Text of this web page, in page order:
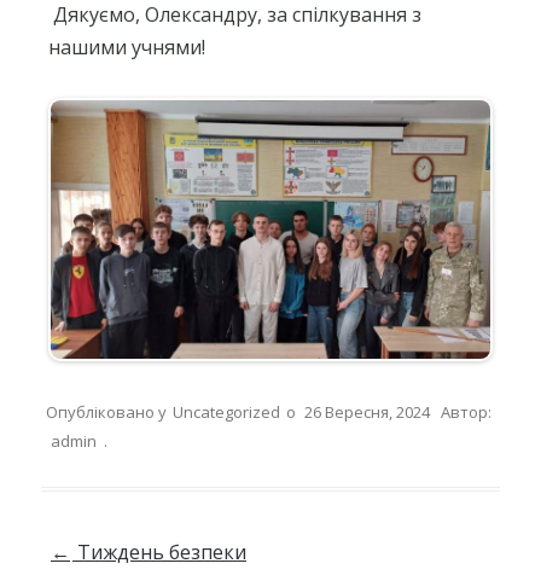
Дякуємо, Олександру, за спілкування з
нашими учнями!
Опубліковано у Uncategorized о 26 Вересня, 2024 Автор:
admin .
Навігація по запису
← Тиждень безпеки